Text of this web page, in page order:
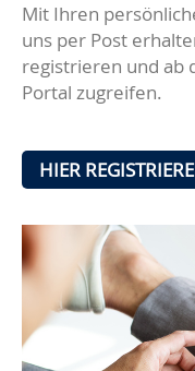
Mit Ihren
uns per Post
registrieren und ab
Portal zugreifen.
HIER